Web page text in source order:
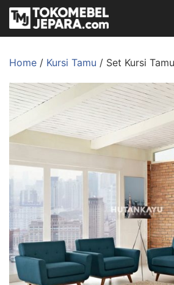
Home / Kursi Tamu / Set Kursi